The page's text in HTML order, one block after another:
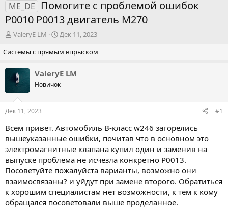
ME_DE
Помогите с проблемой ошибок
Р0010 Р0013 двигатель М270
А
т
о
р
е
м
ValeryE LM
Д
т
а
н
а
ч
а
Дек 11, 2023
Системы с прямым впрыском
ValeryE LM
Новичок
Дек 11, 2023 #1
Всем привет. Автомобиль В-класс w246 загорелись
вышеуказанные ошибки, почитав что в основном это
электромагнитные клапана купил один и заменив на
выпуске проблема не исчезла конкретно Р0013.
Посоветуйте пожалуйста варианты, возможно они
взаимосвязаны? и уйдут при замене второго. Обратиться
к хорошим специалистам нет возможности, к тем к кому
обращался посоветовали выше проделанное.